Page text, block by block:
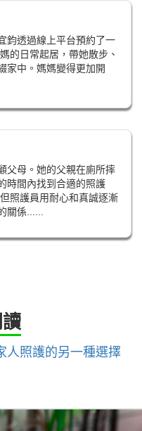
鈞透過線上平台預約了一
的日常起居，帶她散步、
家中。媽媽變得更加開
父母。她的父親在廁所摔
時間內找到合適的照護
照護員用耐心和真誠逐漸
關係......
人照護的另一種選擇